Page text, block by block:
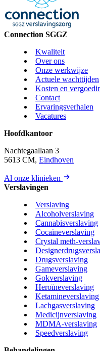
Connection SGGZ
Kwaliteit
Over ons
Onze werkwijze
Actuele wachttijden
Kosten en
Contact
Ervaringsverhalen
Vacatures
Hoofdkantoor
Nachtegaallaan 3
5613 CM, Eindhoven
Al onze klinieken
Verslavingen
Verslaving
Alcoholverslaving
Cannabisverslaving
Cocaïneverslaving
Crystal meth-
Drugsverslaving
Gameverslaving
Gokverslaving
Heroïneverslaving
Ketamineverslaving
Lachgasverslaving
Medicijnverslaving
MDMA-verslaving
Speedverslaving